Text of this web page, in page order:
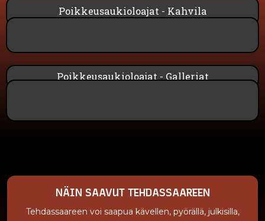
Poikkeusaukioloajat - Kahvila
Poikkeusaukioloajat - Galleriat
NÄIN SAAVUT TEHDASSAAREEN
Tehdassaareen voi saapua kävellen, pyörällä, julkisilla,